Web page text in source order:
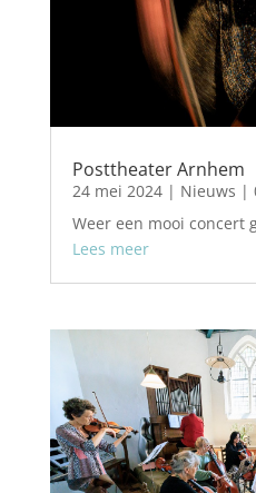
Posttheater Arnhem
24 mei 2024| Nieuws |
Weer een mooi concert
Lees meer